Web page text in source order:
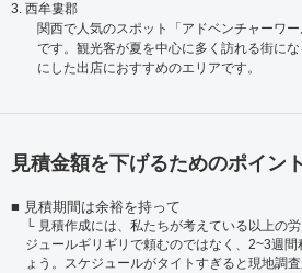
3. 西牟婁郡
関西で人気のスポット「アドベンチャーワ
です。観光客が夏を中心に多く訪れる街に
にした出店におすすめのエリアです。
見積金額を下げるためのポイント
見積期間は余裕を持って
見積作成には、私たちが考えている以上の
ジュールギリギリで頼むのではなく、2~3週
ょう。スケジュールがタイトすぎると現地調